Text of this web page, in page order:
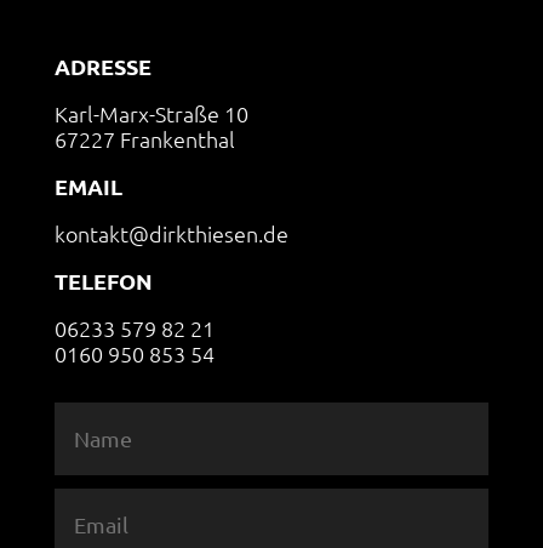
ADRESSE
Karl-Marx-Straße 10
67227 Frankenthal
EMAIL
kontakt@dirkthiesen.de
TELEFON
06233 579 82 21
0160 950 853 54